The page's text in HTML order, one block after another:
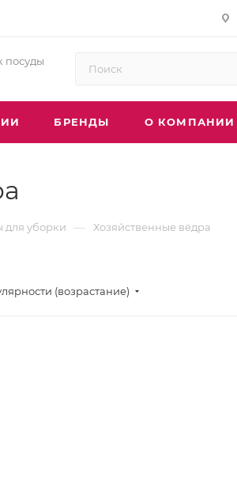
посуды
БРЕНДЫ О КОМПАНИИ
для уборки — Хозяйственные вёдра
(возрастание)